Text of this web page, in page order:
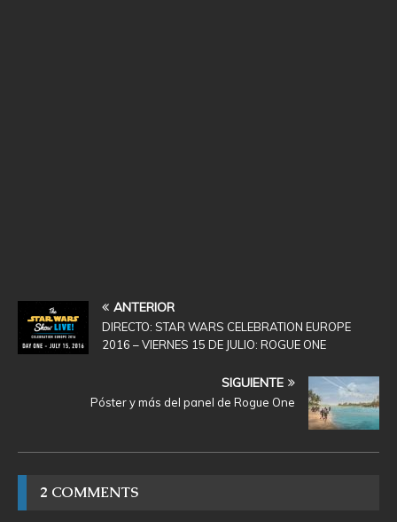
ANTERIOR
DIRECTO: STAR WARS CELEBRATION EUROPE
2016 – VIERNES 15 DE JULIO: ROGUE ONE
SIGUIENTE
Póster y más del panel de Rogue One
2 COMMENTS